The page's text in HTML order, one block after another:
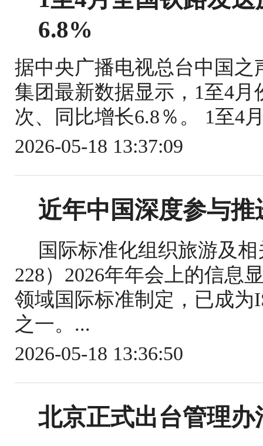
6.8%
据中央广播电视总台中国
集团最新数据显示，1至4月
次、同比增长6.8％。 1至4
2026-05-18 13:37:09
近年中国深度参与
国际标准化组织旅游及
228）2026年年会上的信息
领域国际标准制定，已成为
之一。...
2026-05-18 13:36:50
北京正式出台管理